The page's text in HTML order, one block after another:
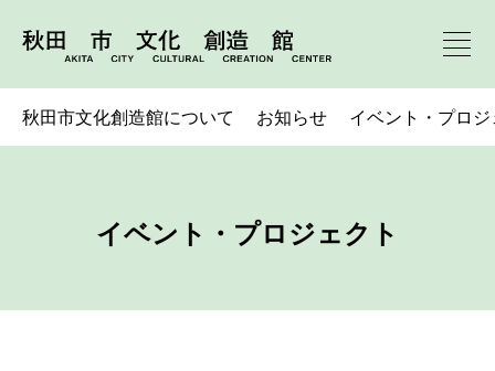
秋田市文化創造館について お知らせ イベント・プロ
イベント・プロジェクト